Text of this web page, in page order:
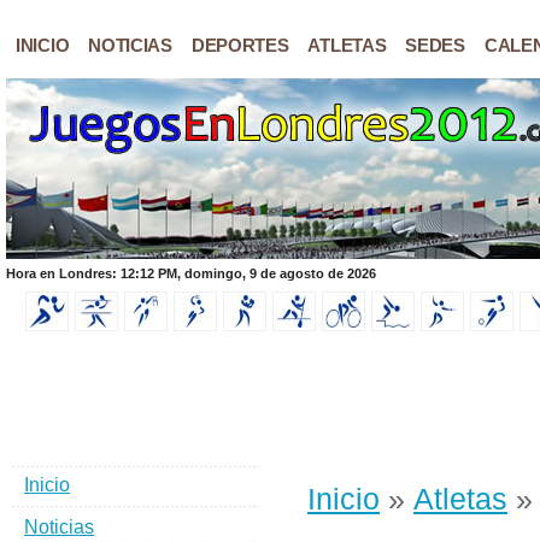
INICIO NOTICIAS DEPORTES ATLETAS SEDES
Hora en Londres: 12:12 PM, domingo, 9 de agosto de 2026
Inicio » Atletas »
Inicio
Noticias